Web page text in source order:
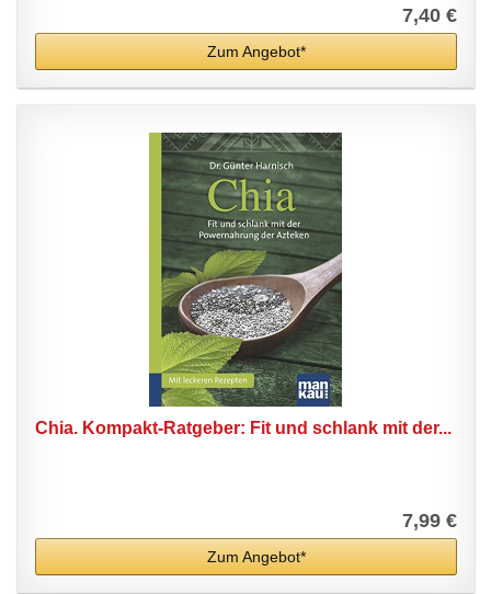
7,40 €
Zum Angebot*
Chia. Kompakt-Ratgeber: Fit und schlank mit der...
7,99 €
Zum Angebot*